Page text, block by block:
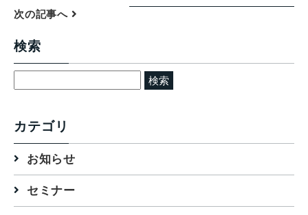
次の記事へ
検索
索:
カテゴリ
お知らせ
セミナー